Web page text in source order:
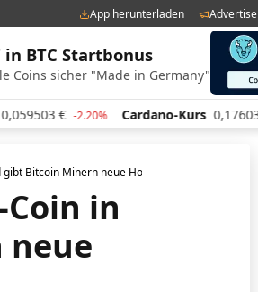
App herunterladen Advertise
in BTC Startbonus
Coins sicher "Made in Germany"
€ -2.20% Cardano-Kurs 0,176035 €
Bitcoin Minern neue Hoffnung
in
neue